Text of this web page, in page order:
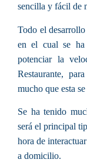
sencilla y fácil de
Todo el
en el cual se ha
potenciar la
Restaurante,
mucho que esta
Se ha tenido
será el principal
hora de
a domicilio.